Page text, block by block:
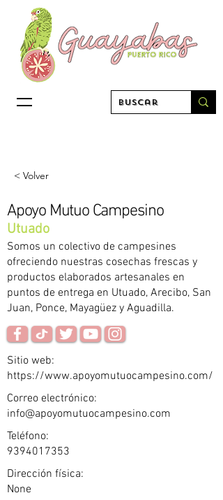
< Volver
Apoyo Mutuo Campesino
Utuado
Somos un colectivo de campesines
ofreciendo nuestras cosechas frescas y
productos elaborados artesanales en
puntos de entrega en Utuado, Arecibo, San
Juan, Ponce, Mayagüez y Aguadilla.
Sitio web:
https://www.apoyomutuocampesino.com/
Correo electrónico:
info@apoyomutuocampesino.com
Teléfono:
9394017353
Dirección física:
None